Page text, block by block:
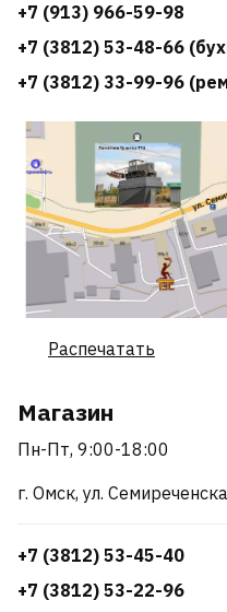
+7 (913) 966-59-98
+7 (3812) 53-48-66
+7 (3812) 33-99-96
Распечатать
Магазин
Пн-Пт, 9:00-18:00
г. Омск, ул.
+7 (3812) 53-45-40
+7 (3812) 53-22-96